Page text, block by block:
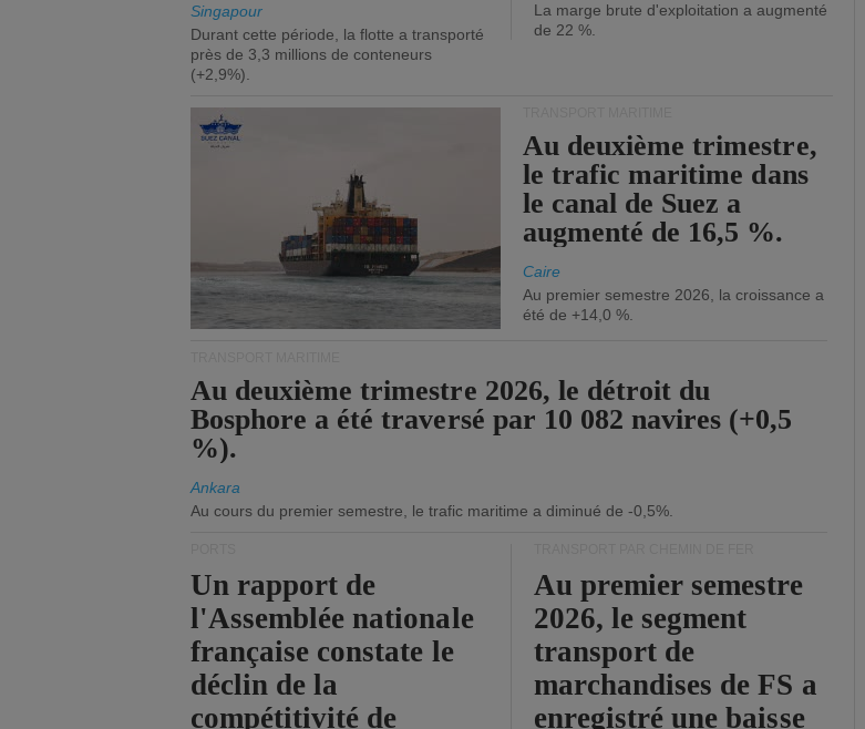
Singapour
Durant cette période, la flotte a transporté
près de 3,3 millions de conteneurs
(+2,9%).
La marge brute d'exploitation a augmenté
de 22 %.
Au deuxième trimestre,
le trafic maritime dans
le canal de Suez a
augmenté de 16,5 %.
Caire
Au premier semestre 2026, la croissance a
été de +14,0 %.
Au deuxième trimestre 2026, le détroit du
Bosphore a été traversé par 10 082 navires (+0,5
%).
Ankara
Au cours du premier semestre, le trafic maritime a diminué de -0,5%.
Un rapport de
l'Assemblée nationale
française constate le
déclin de la
compétitivité de
Au premier semestre
2026, le segment
transport de
marchandises de FS a
enregistré une baisse